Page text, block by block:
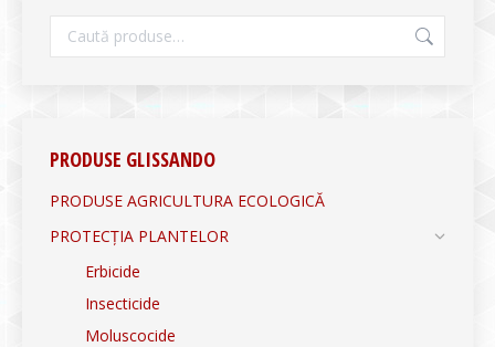
PRODUSE GLISSANDO
PRODUSE AGRICULTURA ECOLOGICĂ
PROTECȚIA PLANTELOR
Erbicide
Insecticide
Moluscocide